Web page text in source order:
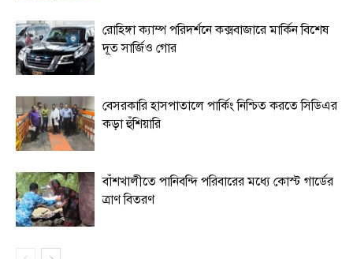
রোহিঙ্গা ক্যাম্প পরিদর্শনে কক্সবাজারে মার্কিন বিশেষ
দূত সার্জিও গোর
বেসরকারি হাসপাতালে পার্কিং নিশ্চিত করতে সিডিএর
কড়া হুঁশিয়ারি
বাঁশখালীতে পানিবন্দি পরিবারের মধ্যে কোস্ট গার্ডের
ত্রাণ বিতরণ